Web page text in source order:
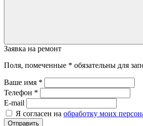
Заявка на ремонт
Поля, помеченные * обязательны для
Ваше имя *
Телефон *
E-mail
Я согласен на обработку моих
Отправить